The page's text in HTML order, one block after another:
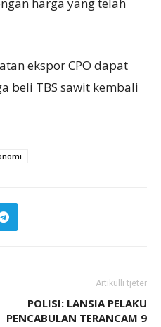
harga yang telah
ekspor CPO dapat
beli TBS sawit kembali
Artikulli tjetër
POLISI: LANSIA PELAKU
PENCABULAN TERANCAM 9